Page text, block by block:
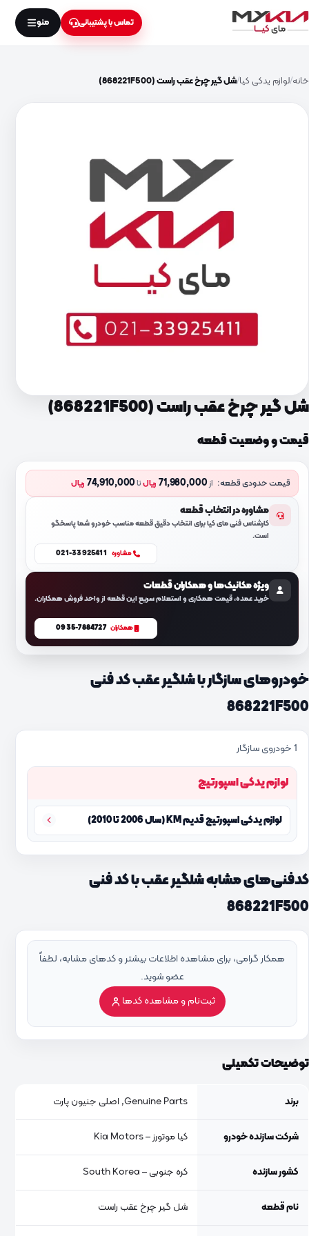
تماس با پشتیبانی منو
خانه لوازم یدکی کیا شل گیر چرخ عقب راست (868221F500)
شل گیر چرخ عقب راست (868221F500)
قیمت و وضعیت قطعه
قیمت حدودی قطعه: از71,980,000 ریالتا74,910,000 ریال
مشاوره در انتخاب قطعه
کارشناس فنی مای کیا برای انتخاب دقیق قطعه مناسب خودرو شما پاسخگو
است.
مشاوره 021-33925411
ویژه مکانیک‌ها و همکاران قطعات
خرید عمده، قیمت همکاری و استعلام سریع این قطعه از واحد فروش همکاران.
همکاران 0935-7884727
خودروهای سازگار با شلگیر عقب کد فنی
868221F500
1 خودروی سازگار
لوازم یدکی اسپورتیج
لوازم یدکی اسپورتیج قدیم KM (سال 2006 تا 2010)
کدفنی‌های مشابه شلگیر عقب با کد فنی
868221F500
همکار گرامی، برای مشاهده اطلاعات بیشتر و کدهای مشابه، لطفاً
عضو شوید.
ثبت‌نام و مشاهده کدها
توضیحات تکمیلی
برند Genuine Parts, اصلی جنیون پارت
شرکت سازنده خودرو کیا موتورز – Kia Motors
کشور سازنده کره جنوبی – South Korea
نام قطعه شل گیر چرخ عقب راست